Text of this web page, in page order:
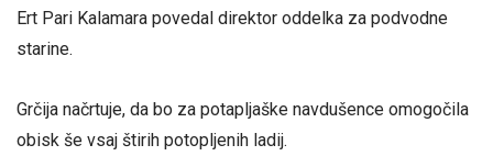
Ert Pari Kalamara povedal direktor oddelka za podvodne
starine.
Grčija načrtuje, da bo za potapljaške navdušence omogočila
obisk še vsaj štirih potopljenih ladij.